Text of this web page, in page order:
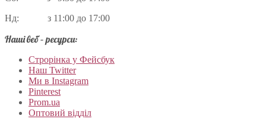
Нд: з 11:00 до 17:00
Наші веб – ресурси:
Строрінка у Фейсбук
Наш Twitter
Ми в Instagram
Pinterest
Prom.ua
Оптовий відділ